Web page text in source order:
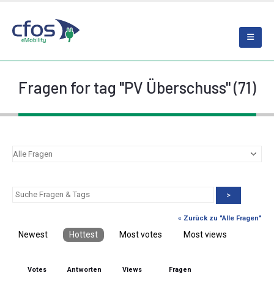
Fragen for tag "PV Überschuss" (71)
>
« Zurück zu "Alle Fragen"
Newest Hottest Most votes Most views
Votes Antworten Views Fragen